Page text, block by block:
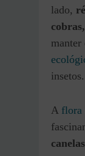
lado,
manter
insetos.
A flora
canelas